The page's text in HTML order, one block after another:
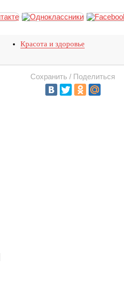
Красота и здоровье
Сохранить / Поделиться